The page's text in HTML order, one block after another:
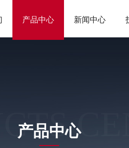
产品中心 新闻中心
产品中心